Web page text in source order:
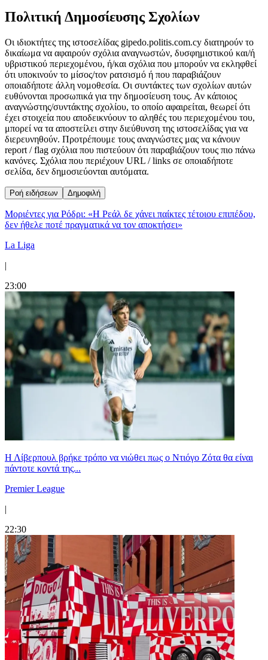
Πολιτική Δημοσίευσης Σχολίων
Οι ιδιοκτήτες της ιστοσελίδας gipedo.politis.com.cy διατηρούν το
δικαίωμα να αφαιρούν σχόλια αναγνωστών, δυσφημιστικού και/ή
υβριστικού περιεχομένου, ή/και σχόλια που μπορούν να εκληφθεί
ότι υποκινούν το μίσος/τον ρατσισμό ή που παραβιάζουν
οποιαδήποτε άλλη νομοθεσία. Οι συντάκτες των σχολίων αυτών
ευθύνονται προσωπικά για την δημοσίευση τους. Αν κάποιος
αναγνώστης/συντάκτης σχολίου, το οποίο αφαιρείται, θεωρεί ότι
έχει στοιχεία που αποδεικνύουν το αληθές του περιεχομένου του,
μπορεί να τα αποστείλει στην διεύθυνση της ιστοσελίδας για να
διερευνηθούν. Προτρέπουμε τους αναγνώστες μας να κάνουν
report / flag σχόλια που πιστεύουν ότι παραβιάζουν τους πιο πάνω
κανόνες. Σχόλια που περιέχουν URL / links σε οποιαδήποτε
σελίδα, δεν δημοσιεύονται αυτόματα.
Ροή ειδήσεων Δημοφιλή
Μοριέντες για Ρόδρι: «Η Ρεάλ δε χάνει παίκτες τέτοιου επιπέδου,
δεν ήθελε ποτέ πραγματικά να τον αποκτήσει»
La Liga
|
23:00
Η Λίβερπουλ βρήκε τρόπο να νιώθει πως ο Ντιόγο Ζότα θα είναι
πάντοτε κοντά της...
Premier League
|
22:30